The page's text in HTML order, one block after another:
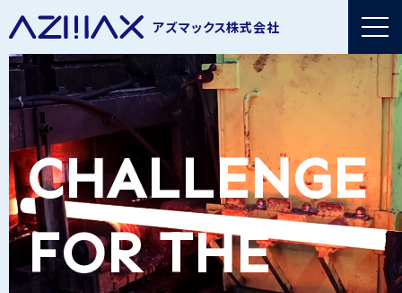
アズマックス株式会社
CHALLENGE
FOR THE